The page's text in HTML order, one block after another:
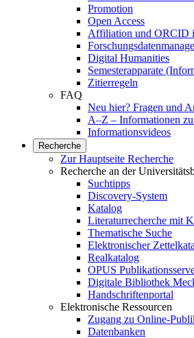
Promotion
Open Access
Affiliation und ORCID
Digital Humanities
Semesterapparate
Zitierregeln
FAQ
Neu hier? Fragen und
A–Z – Informationen
Informationsvideos
Recherche
Zur Hauptseite Recherche
Recherche an der
Suchtipps
Discovery-System
Katalog
Literaturrecherche mit
Thematische Suche
Elektronischer
Realkatalog
OPUS
Digitale Bibliothek
Handschriftenportal
Elektronische Ressourcen
Zugang zu Online-
Datenbanken